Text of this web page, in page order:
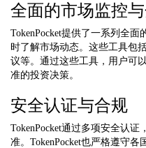
全面的市场监控
TokenPocket提供了一系列全
时了解市场动态。这些工具包
议等。通过这些工具，用户可
准的投资决策。
安全认证与合规
TokenPocket通过多项安全认
准。TokenPocket也严格遵守